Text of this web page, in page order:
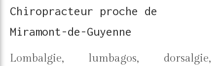
Chiropracteur proche de
Miramont-de-Guyenne
Lombalgie, lumbagos, dorsalgie,